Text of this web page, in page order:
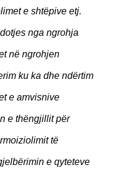
e shtëpive etj.
nga ngrohja
në ngrohjen
ku ka dhe ndërtim
e amvisnive
e thëngjillit për
të
e qyteteve